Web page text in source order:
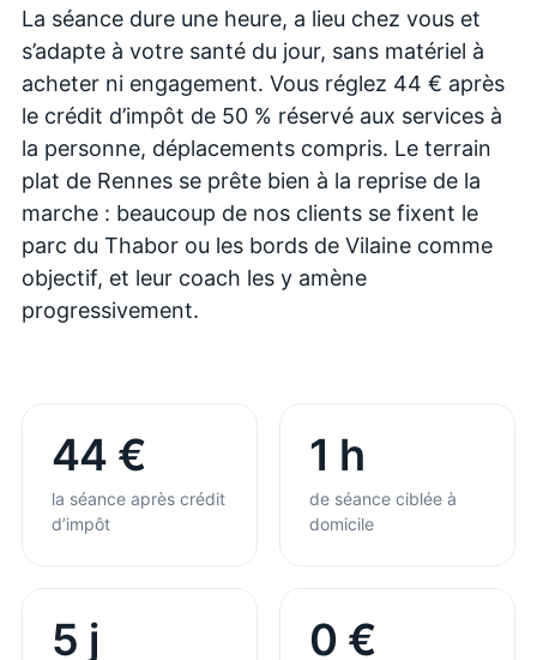
La séance dure une heure, a lieu chez vous et
s’adapte à votre santé du jour, sans matériel à
acheter ni engagement. Vous réglez 44 € après
le crédit d’impôt de 50 % réservé aux services à
la personne, déplacements compris. Le terrain
plat de Rennes se prête bien à la reprise de la
marche : beaucoup de nos clients se fixent le
parc du Thabor ou les bords de Vilaine comme
objectif, et leur coach les y amène
progressivement.
44 €
la séance après crédit
d’impôt
1 h
de séance ciblée à
domicile
5 j 0 €